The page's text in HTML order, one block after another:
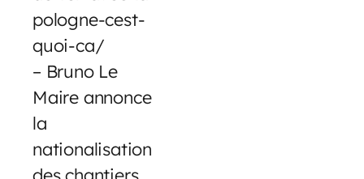
pologne-cest-
quoi-ca/
– Bruno Le
Maire annonce
la
nationalisation